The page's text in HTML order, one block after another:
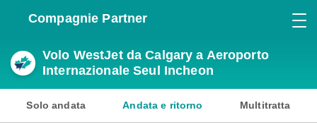
Compagnie Partner
Volo WestJet da Calgary a Aeroporto
Internazionale Seul Incheon
Solo andata Andata e ritorno Multitratta